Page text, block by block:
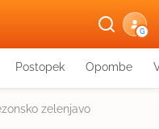
G
Postopek Opombe
zelenjavo